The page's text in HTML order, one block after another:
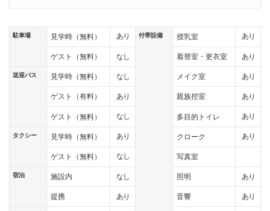
駐車場 見学時（無料） あり
ゲスト（無料） なし
送迎バス 見学時（無料） なし
ゲスト（有料） あり
ゲスト（無料） なし
タクシー 見学時（無料） あり
ゲスト（無料） なし
宿泊 施設内 なし
提携 あり
付帯設備 授乳室 あり
着替室・更衣室 あり
メイク室 あり
親族控室 あり
多目的トイレ あり
クローク あり
写真室
照明 あり
音響 あり